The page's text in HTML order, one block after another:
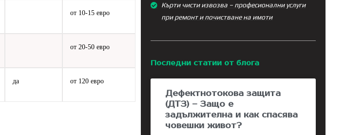
от 10-15 евро
от 20-50 евро
да от 120 евро
Кърти чисти извозва – професионални услуги
при ремонт и почистване на имоти
Последни статии от блога
Дефектнотокова защита
(ДТЗ) – Защо е
задължителна и как спасява
човешки живот?